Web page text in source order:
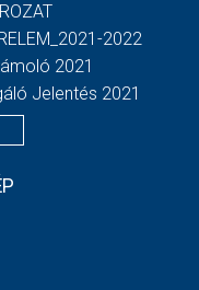
2022
2021
Jelentés 2021